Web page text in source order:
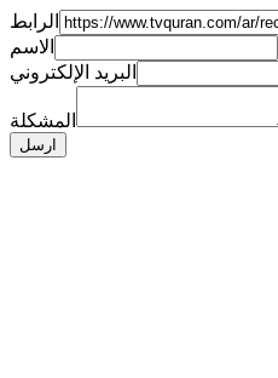
الرابط
الاسم
البريد الإلكتروني
المشكلة
ارسل